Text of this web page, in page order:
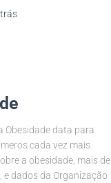
Obesidade data para
cada vez mais
a obesidade, mais de
dados da Organização